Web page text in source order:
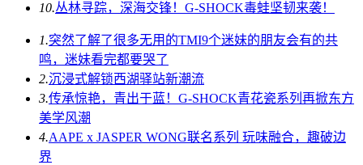
10.丛林寻踪，深海交锋！G-SHOCK毒蛙坚韧来袭！
1.突然了解了很多无用的TMI9个迷妹的朋友会有的共
鸣，迷妹看完都要哭了
2.沉浸式解锁西湖驿站新潮流
3.传承惊艳，青出于蓝！G-SHOCK青花瓷系列再掀东方
美学风潮
4.AAPE x JASPER WONG联名系列 玩味融合，趣破边
界